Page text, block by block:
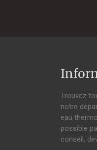
Trouvez
notre
eau
possible
conseil,